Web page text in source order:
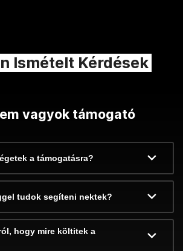
Ismételt Kérdések
vagyok támogató
a támogatásra?
tudok segíteni nektek?
hogy mire költitek a